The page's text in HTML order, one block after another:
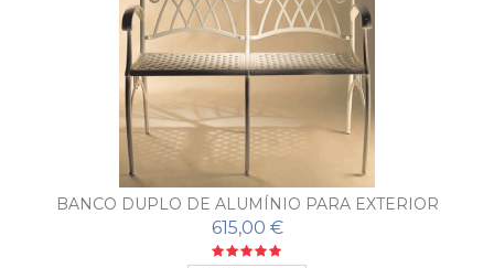
BANCO DUPLO DE ALUMÍNIO PARA EXTERIOR
PUERTO
615,00 €